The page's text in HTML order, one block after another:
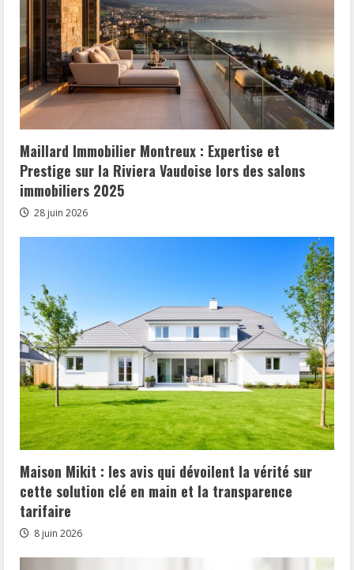
Maillard Immobilier Montreux : Expertise et
Prestige sur la Riviera Vaudoise lors des salons
immobiliers 2025
28 juin 2026
Maison Mikit : les avis qui dévoilent la vérité sur
cette solution clé en main et la transparence
tarifaire
8 juin 2026